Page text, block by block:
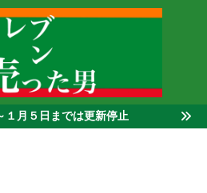
１月５日までは更新停止